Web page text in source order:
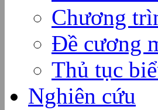
Chương
Đề cương
Thủ tục
Nghiên cứu